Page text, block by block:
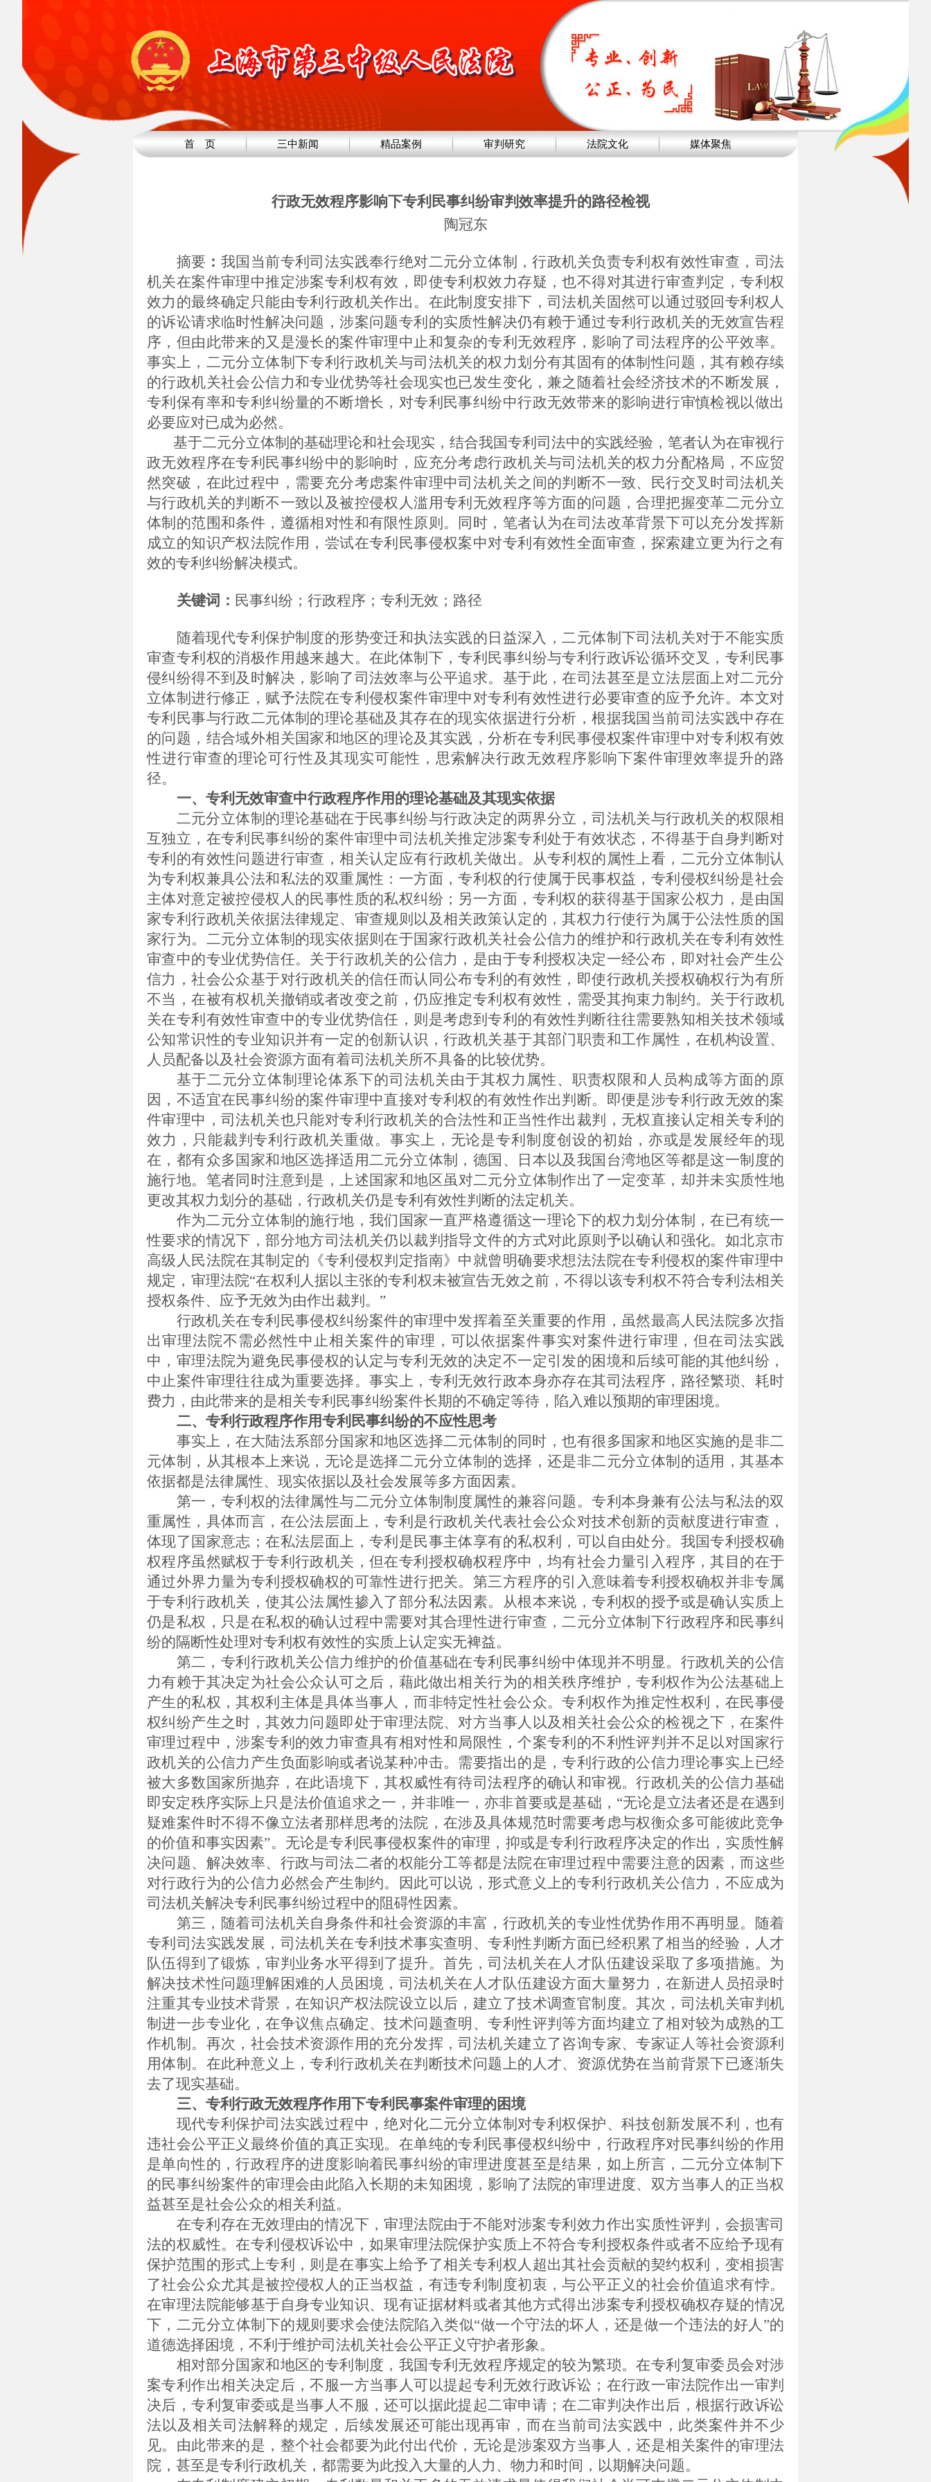
首 页 三中新闻 精品案例 审判研究 法院文化 媒体聚焦
行政无效程序影响下专利民事纠纷审判效率提升的路径检视
陶冠东
摘要 ： 我国当前专利司法实践奉行绝对二元分立体制，行政机关负责专利权有效性审查，司法
机关在案件审理中推定涉案专利权有效，即使专利权效力存疑，也不得对其进行审查判定，专利权
效力的最终确定只能由专利行政机关作出。在此制度安排下，司法机关固然可以通过驳回专利权人
的诉讼请求临时性解决问题，涉案问题专利的实质性解决仍有赖于通过专利行政机关的无效宣告程
序，但由此带来的又是漫长的案件审理中止和复杂的专利无效程序，影响了司法程序的公平效率。
事实上，二元分立体制下专利行政机关与司法机关的权力划分有其固有的体制性问题，其有赖存续
的行政机关社会公信力和专业优势等社会现实也已发生变化，兼之随着社会经济技术的不断发展，
专利保有率和专利纠纷量的不断增长，对专利民事纠纷中行政无效带来的影响进行审慎检视以做出
必要应对已成为必然。
基于二元分立体制的基础理论和社会现实，结合我国专利司法中的实践经验，笔者认为在审视行
政无效程序在专利民事纠纷中的影响时，应充分考虑行政机关与司法机关的权力分配格局，不应贸
然突破，在此过程中，需要充分考虑案件审理中司法机关之间的判断不一致、民行交叉时司法机关
与行政机关的判断不一致以及被控侵权人滥用专利无效程序等方面的问题，合理把握变革二元分立
体制的范围和条件，遵循相对性和有限性原则。同时，笔者认为在司法改革背景下可以充分发挥新
成立的知识产权法院作用，尝试在专利民事侵权案中对专利有效性全面审查，探索建立更为行之有
效的专利纠纷解决模式。
关键词： 民事纠纷；行政程序；专利无效；路径
随着现代专利保护制度的形势变迁和执法实践的日益深入，二元体制下司法机关对于不能实质
审查专利权的消极作用越来越大。在此体制下，专利民事纠纷与专利行政诉讼循环交叉，专利民事
侵纠纷得不到及时解决，影响了司法效率与公平追求。基于此，在司法甚至是立法层面上对二元分
立体制进行修正，赋予法院在专利侵权案件审理中对专利有效性进行必要审查的应予允许。本文对
专利民事与行政二元体制的理论基础及其存在的现实依据进行分析，根据我国当前司法实践中存在
的问题，结合域外相关国家和地区的理论及其实践，分析在专利民事侵权案件审理中对专利权有效
性进行审查的理论可行性及其现实可能性，思索解决行政无效程序影响下案件审理效率提升的路
径。
一、专利无效审查中行政程序作用的理论基础及其现实依据
二元分立体制的理论基础在于民事纠纷与行政决定的两界分立，司法机关与行政机关的权限相
互独立，在专利民事纠纷的案件审理中司法机关推定涉案专利处于有效状态，不得基于自身判断对
专利的有效性问题进行审查，相关认定应有行政机关做出。
从专利权的属性上看，二元分立体制认
为专利权兼具公法和私法的双重属性：一方面，专利权的行使属于民事权益，专利侵权纠纷是社会
主体对意定被控侵权人的民事性质的私权纠纷；另一方面，专利权的获得基于国家公权力，是由国
家专利行政机关依据法律规定、审查规则以及相关政策认定的，其权力行使行为属于公法性质的国
家行为。二元分立体制的现实依据则在于国家行政机关社会公信力的维护和行政机关在专利有效性
审查中的专业优势信任。关于行政机关的公信力，是由于专利授权决定一经公布，即对社会产生公
信力，社会公众基于对行政机关的信任而认同公布专利的有效性，即使行政机关授权确权行为有所
不当，在被有权机关撤销或者改变之前，仍应推定专利权有效性，需受其拘束力制约。关于行政机
关在专利有效性审查中的专业优势信任，则是考虑到专利的有效性判断往往需要熟知相关技术领域
公知常识性的专业知识并有一定的创新认识，行政机关基于其部门职责和工作属性，在机构设置、
人员配备以及社会资源方面有着司法机关所不具备的比较优势。
基于二元分立体制理论体系下的司法机关由于其权力属性、职责权限和人员构成等方面的原
因，不适宜在民事纠纷的案件审理中直接对专利权的有效性作出判断。即便是涉专利行政无效的案
件审理中，司法机关也只能对专利行政机关的合法性和正当性作出裁判，无权直接认定相关专利的
效力，只能裁判专利行政机关重做。事实上，无论是专利制度创设的初始，亦或是发展经年的现
在，都有众多国家和地区选择适用二元分立体制，德国 、日本以及我国台湾地区等都是这一制度的
施行地。 笔者同时注意到是，上述国家和地区虽对二元分立体制作出了一定变革，却并未实质性地
更改其权力划分的基础，行政机关仍是专利有效性判断的法定机关。
作为二元分立体制的施行地，我们国家一直严格遵循这一理论下的权力划分体制，在已有统一
性要求的情况下，部分地方司法机关仍以裁判指导文件的方式对此原则予以确认和强化。如北京市
高级人民法院在其制定的《专利侵权判定指南》中就曾明确要求想法法院在专利侵权的案件审理中
规定，审理法院“在权利人据以主张的专利权未被宣告无效之前，不得以该专利权不符合专利法相关
授权条件、应予无效为由作出裁判。”
行政机关在专利民事侵权纠纷案件的审理中发挥着至关重要的作用，虽然最高人民法院多次指
出审理法院不需必然性中止相关案件的审理，可以依据案件事实对案件进行审理，但在司法实践
中，审理法院为避免民事侵权的认定与专利无效的决定不一定引发的困境和后续可能的其他纠纷，
中止案件审理往往成为重要选择。事实上，专利无效行政本身亦存在其司法程序，路径繁琐、耗时
费力，由此带来的是相关专利民事纠纷案件长期的不确定等待，陷入难以预期的审理困境。
二、专利行政程序作用专利民事纠纷的不应性思考
事实上，在大陆法系部分国家和地区选择二元体制的同时，也有很多国家和地区实施的是非二
元体制，从其根本上来说，无论是选择二元分立体制的选择，还是非二元分立体制的适用，其基本
依据都是法律属性、现实依据以及社会发展等多方面因素。
第一，专利权的法律属性与二元分立体制制度属性的兼容问题。专利本身兼有公法与私法的双
重属性，具体而言，在公法层面上，专利是行政机关代表社会公众对技术创新的贡献度进行审查，
体现了国家意志；在私法层面上，专利是民事主体享有的私权利，可以自由处分。我国专利授权确
权程序虽然赋权于专利行政机关，但在专利授权确权程序中，均有社会力量引入程序，其目的在于
通过外界力量为专利授权确权的可靠性进行把关。 第三方程序的引入意味着专利授权确权并非专属
于专利行政机关，使其公法属性掺入了部分私法因素。从根本来说，专利权的授予或是确认实质上
仍是私权，只是在私权的确认过程中需要对其合理性进行审查，二元分立体制下行政程序和民事纠
纷的隔断性处理对专利权有效性的实质上认定实无裨益。
第二，专利行政机关公信力维护的价值基础在专利民事纠纷中体现并不明显。行政机关的公信
力有赖于其决定为社会公众认可之后，藉此做出相关行为的相关秩序维护，专利权作为公法基础上
产生的私权，其权利主体是具体当事人，而非特定性社会公众。专利权作为推定性权利，在民事侵
权纠纷产生之时，其效力问题即处于审理法院、对方当事人以及相关社会公众的检视之下，在案件
审理过程中，涉案专利的效力审查具有相对性和局限性，个案专利的不利性评判并不足以对国家行
政机关的公信力产生负面影响或者说某种冲击。需要指出的是，专利行政的公信力理论事实上已经
被大多数国家所抛弃，在此语境下，其权威性有待司法程序的确认和审视。行政机关的公信力基础
即安定秩序实际上只是法价值追求之一，并非唯一，亦非首要或是基础，“无论是立法者还是在遇到
疑难案件时不得不像立法者那样思考的法院，在涉及具体规范时需要考虑与权衡众多可能彼此竞争
的价值和事实因素”。 无论是专利民事侵权案件的审理，抑或是专利行政程序决定的作出，实质性解
决问题、解决效率、行政与司法二者的权能分工等都是法院在审理过程中需要注意的因素，而这些
对行政行为的公信力必然会产生制约。因此可以说，形式意义上的专利行政机关公信力，不应成为
司法机关解决专利民事纠纷过程中的阻碍性因素。
第三，随着司法机关自身条件和社会资源的丰富，行政机关的专业性优势作用不再明显。随着
专利司法实践发展，司法机关在专利技术事实查明、专利性判断方面已经积累了相当的经验，人才
队伍得到了锻炼，审判业务水平得到了提升。首先，司法机关在人才队伍建设采取了多项措施。为
解决技术性问题理解困难的人员困境，司法机关在人才队伍建设方面大量努力，在新进人员招录时
注重其专业技术背景，在知识产权法院设立以后，建立了技术调查官制度。其次，司法机关审判机
制进一步专业化，在争议焦点确定、技术问题查明、专利性评判等方面均建立了相对较为成熟的工
作机制。再次，社会技术资源作用的充分发挥，司法机关建立了咨询专家、专家证人等社会资源利
用体制。在此种意义上，专利行政机关在判断技术问题上的人才、资源优势在当前背景下已逐渐失
去了现实基础。
三、专利行政无效程序作用下专利民事案件审理的困境
现代专利保护司法实践过程中，绝对化二元分立体制对专利权保护、科技创新发展不利，也有
违社会公平正义最终价值的真正实现。在单纯的专利民事侵权纠纷中， 行政程序对民事纠纷的作用
是单向性的，行政程序的进度影响着民事纠纷的审理进度甚至是结果，如上所言，二元分立体制下
的民事纠纷案件的审理会由此陷入长期的未知困境，影响了法院的审理进度、双方当事人的正当权
益甚至是社会公众的相关利益。
在专利存在无效理由的情况下，审理法院由于不能对涉案专利效力作出实质性评判，会损害司
法的权威性。在专利侵权诉讼中，如果审理法院保护实质上不符合专利授权条件或者不应给予现有
保护范围的形式上专利，则是在事实上给予了相关专利权人超出其社会贡献的契约权利， 变相损害
了社会公众尤其是被控侵权人的正当权益，有违专利制度初衷，与公平正义的社会价值追求有悖。
在审理法院能够基于自身专业知识、现有证据材料或者其他方式得出涉案专利授权确权存疑的情况
下，二元分立体制下的规则要求会使法院陷入类似“做一个守法的坏人，还是做一个违法的好人”的
道德选择困境，不利于维护司法机关社会公平正义守护者形象。
相对部分国家和地区的专利制度，我国专利无效程序规定的较为繁琐。在专利复审委员会对涉
案专利作出相关决定后，不服一方当事人可以提起专利无效行政诉讼；在行政一审法院作出一审判
决后，专利复审委或是当事人不服，还可以据此提起二审申请；在二审判决作出后，根据行政诉讼
法以及相关司法解释的规定，后续发展还可能出现再审，而在当前司法实践中，此类案件并不少
见。由此带来的是，整个社会都要为此付出代价，无论是涉案双方当事人，还是相关案件的审理法
院，甚至是专利行政机关，都需要为此投入大量的人力、物力和时间，以期解决问题。